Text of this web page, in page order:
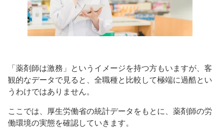
「薬剤師は激務」というイメージを持つ方もいますが、客
観的なデータで見ると、全職種と比較して極端に過酷とい
うわけではありません。
ここでは、厚生労働省の統計データをもとに、薬剤師の労
働環境の実態を確認していきます。